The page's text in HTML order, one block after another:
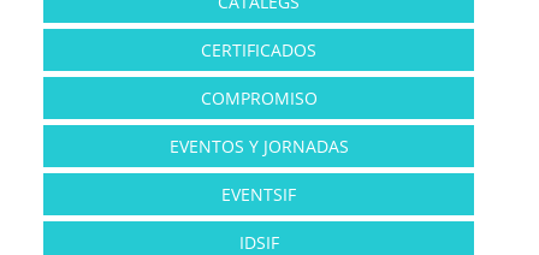
CERTIFICADOS
COMPROMISO
EVENTOS Y JORNADAS
EVENTSIF
IDSIF